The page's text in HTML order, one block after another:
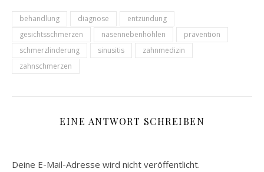
behandlung diagnose
entzündung
gesichtsschmerzen
nasennebenhöhlen
prävention
schmerzlinderung
sinusitis
zahnmedizin
zahnschmerzen
EINE ANTWORT SCHREIBEN
Deine E-Mail-Adresse wird nicht veröffentlicht.